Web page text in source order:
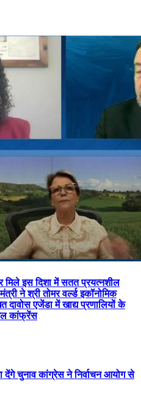
मिले इस दिशा में सतत प्रयत्नशील
ने श्री तोमर वर्ल्ड इकॉनोमिक
दावोस एजेंडा में खाद्य प्रणालियों के
कांफ्रेंस
देंगे चुनाव कांग्रेस ने निर्वाचन आयोग से